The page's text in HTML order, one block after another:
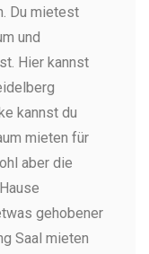
Du mietest
und
Hier kannst
kannst du
mieten für
aber die
gehobener
Saal mieten